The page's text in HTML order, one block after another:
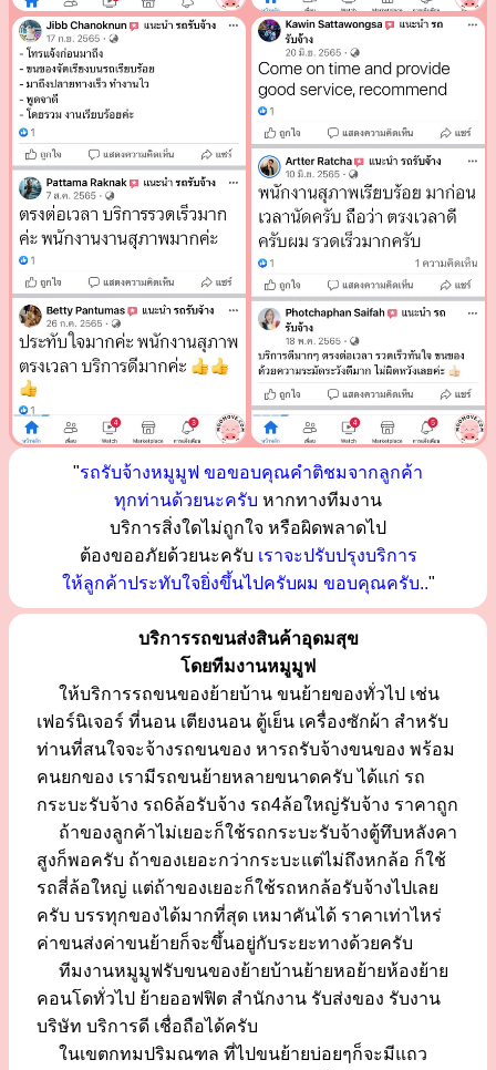
"รถรับจ้างหมูมูฟ ขอขอบคุณคำติชมจากลูกค้า
ทุกท่านด้วยนะครับ หากทางทีมงาน
บริการสิ่งใดไม่ถูกใจ หรือผิดพลาดไป
ต้องขออภัยด้วยนะครับ เราจะปรับปรุงบริการ
ให้ลูกค้าประทับใจยิ่งขึ้นไปครับผม ขอบคุณครับ.."
บริการรถขนส่งสินค้าอุดมสุข
โดยทีมงานหมูมูฟ
ให้บริการรถขนของย้ายบ้าน ขนย้ายของทั่วไป เช่น
เฟอร์นิเจอร์ ที่นอน เตียงนอน ตู้เย็น เครื่องซักผ้า สำหรับ
ท่านที่สนใจจะจ้างรถขนของ หารถรับจ้างขนของ พร้อม
คนยกของ เรามีรถขนย้ายหลายขนาดครับ ได้แก่ รถ
กระบะรับจ้าง รถ6ล้อรับจ้าง รถ4ล้อใหญ่รับจ้าง ราคาถูก
ถ้าของลูกค้าไม่เยอะก็ใช้รถกระบะรับจ้างตู้ทึบหลังคา
สูงก็พอครับ ถ้าของเยอะกว่ากระบะแต่ไม่ถึงหกล้อ ก็ใช้
รถสี่ล้อใหญ่ แต่ถ้าของเยอะก็ใช้รถหกล้อรับจ้างไปเลย
ครับ บรรทุกของได้มากที่สุด เหมาคันได้ ราคาเท่าไหร่
ค่าขนส่งค่าขนย้ายก็จะขึ้นอยู่กับระยะทางด้วยครับ
ทีมงานหมูมูฟรับขนของย้ายบ้านย้ายหอย้ายห้องย้าย
คอนโดทั่วไป ย้ายออฟฟิต สำนักงาน รับส่งของ รับงาน
บริษัท บริการดี เชื่อถือได้ครับ
ในเขตกทมปริมณฑล ที่ไปขนย้ายบ่อยๆก็จะมีแถว